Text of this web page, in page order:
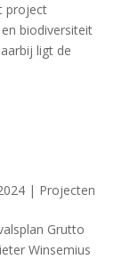
project
biodiversiteit
ligt de
| Projecten
Grutto
Winsemius